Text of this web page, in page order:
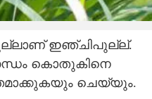
ഇഞ്ചിപുല്ല്.
കൊതുകിനെ
ചെയ്യും.